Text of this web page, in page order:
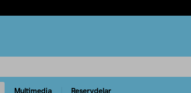
Multimedia Reservdelar